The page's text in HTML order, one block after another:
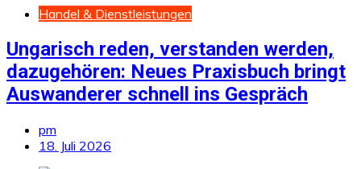
Handel & Dienstleistungen
Ungarisch reden, verstanden werden,
dazugehören: Neues Praxisbuch bringt
Auswanderer schnell ins Gespräch
pm
18. Juli 2026